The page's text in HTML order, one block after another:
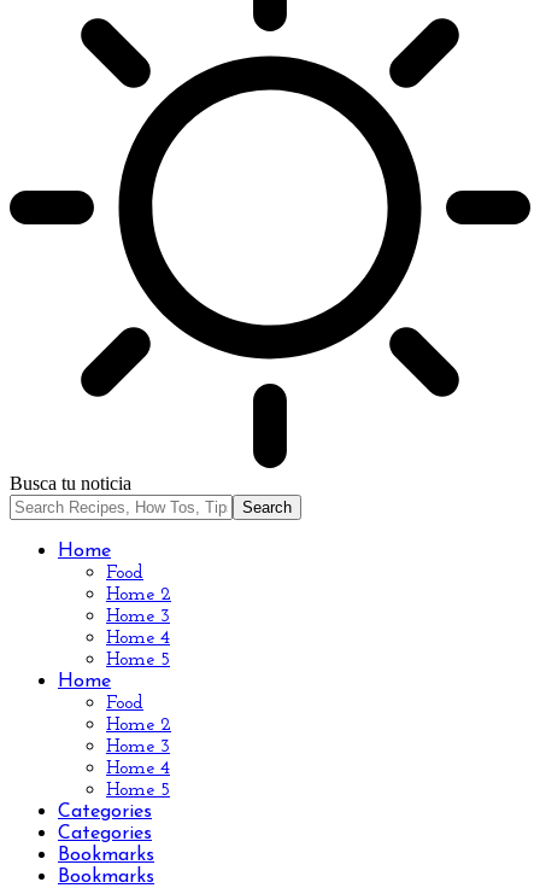
Busca tu noticia
Home
Food
Home 2
Home 3
Home 4
Home 5
Home
Food
Home 2
Home 3
Home 4
Home 5
Categories
Categories
Bookmarks
Bookmarks